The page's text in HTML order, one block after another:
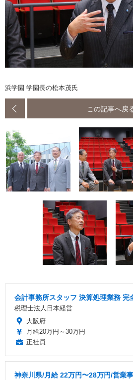
浜学園 学園長の松本茂氏
この記事へ戻
会計事務所スタッフ 決算処理業務 完
税理士法人日本経営
大阪府
月給20万円～30万円
正社員
神奈川県/月給 22万円〜28万円/営業